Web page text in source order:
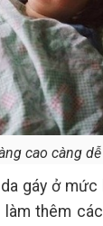
cao càng
gáy ở
thêm